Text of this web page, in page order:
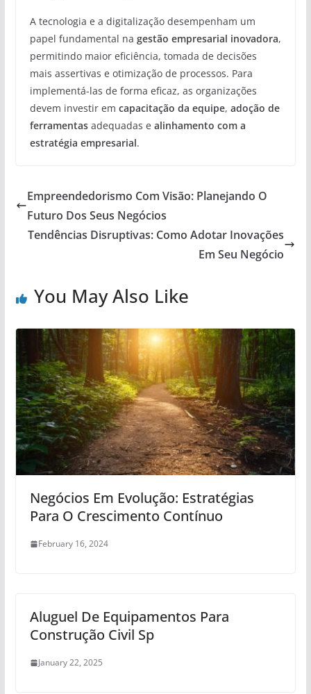
A tecnologia e a digitalização desempenham um
papel fundamental na gestão empresarial inovadora,
permitindo maior eficiência, tomada de decisões
mais assertivas e otimização de processos. Para
implementá-las de forma eficaz, as organizações
devem investir em capacitação da equipe, adoção de
ferramentasadequadas e alinhamento com a
estratégia empresarial.
Empreendedorismo Com Visão: Planejando O
Futuro Dos Seus Negócios
Tendências Disruptivas: Como Adotar Inovações
Em Seu Negócio
You May Also Like
Negócios Em Evolução: Estratégias
Para O Crescimento Contínuo
February 16, 2024
Aluguel De Equipamentos Para
Construção Civil Sp
January 22, 2025